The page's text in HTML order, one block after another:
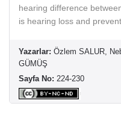
hearing difference
is hearing loss and
Yazarlar: Özlem SALUR,
GÜMÜŞ
Sayfa No: 224-230